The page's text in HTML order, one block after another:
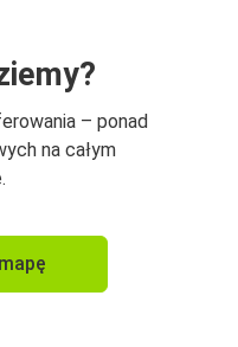
– ponad
na całym